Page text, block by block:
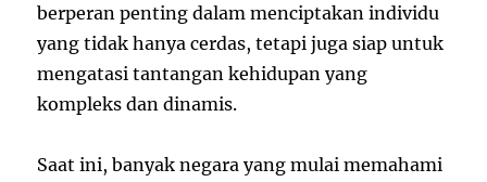
berperan penting dalam menciptakan individu
yang tidak hanya cerdas, tetapi juga siap untuk
mengatasi tantangan kehidupan yang
kompleks dan dinamis.
Saat ini, banyak negara yang mulai memahami